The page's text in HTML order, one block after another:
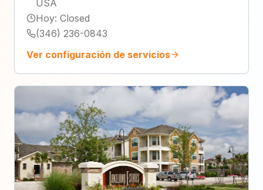
USA
Hoy: Closed
(346) 236-0843
Ver configuración de servicios